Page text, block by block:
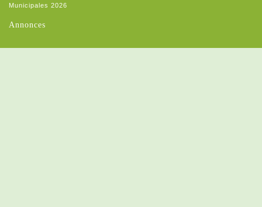
Municipales 2026
Annonces